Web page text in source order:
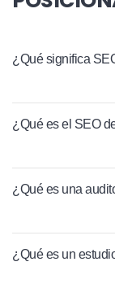
¿Qué significa
¿Qué es el SEO
¿Qué es una
¿Qué es un